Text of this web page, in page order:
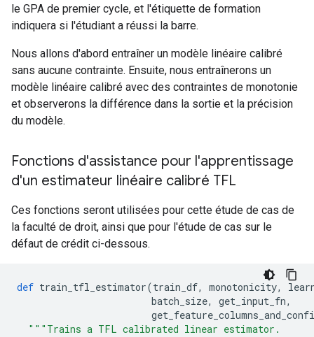
le GPA de premier cycle, et l'étiquette de formation
indiquera si l'étudiant a réussi la barre.
Nous allons d'abord entraîner un modèle linéaire calibré
sans aucune contrainte. Ensuite, nous entraînerons un
modèle linéaire calibré avec des contraintes de monotonie
et observerons la différence dans la sortie et la précision
du modèle.
Fonctions d'assistance pour l'apprentissage
d'un estimateur linéaire calibré TFL
Ces fonctions seront utilisées pour cette étude de cas de
la faculté de droit, ainsi que pour l'étude de cas sur le
défaut de crédit ci-dessous.
def train_tfl_estimator(train_df, monotonicity,
batch_size, get_input_fn,
"""Trains a TFL calibrated linear estimator.